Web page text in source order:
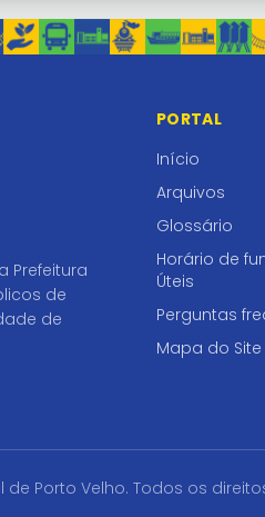
Prefeitura
de
de
PORTAL
Início
Arquivos
Glossário
Horário de
Úteis
Perguntas
Mapa do Site
de Porto Velho. Todos os